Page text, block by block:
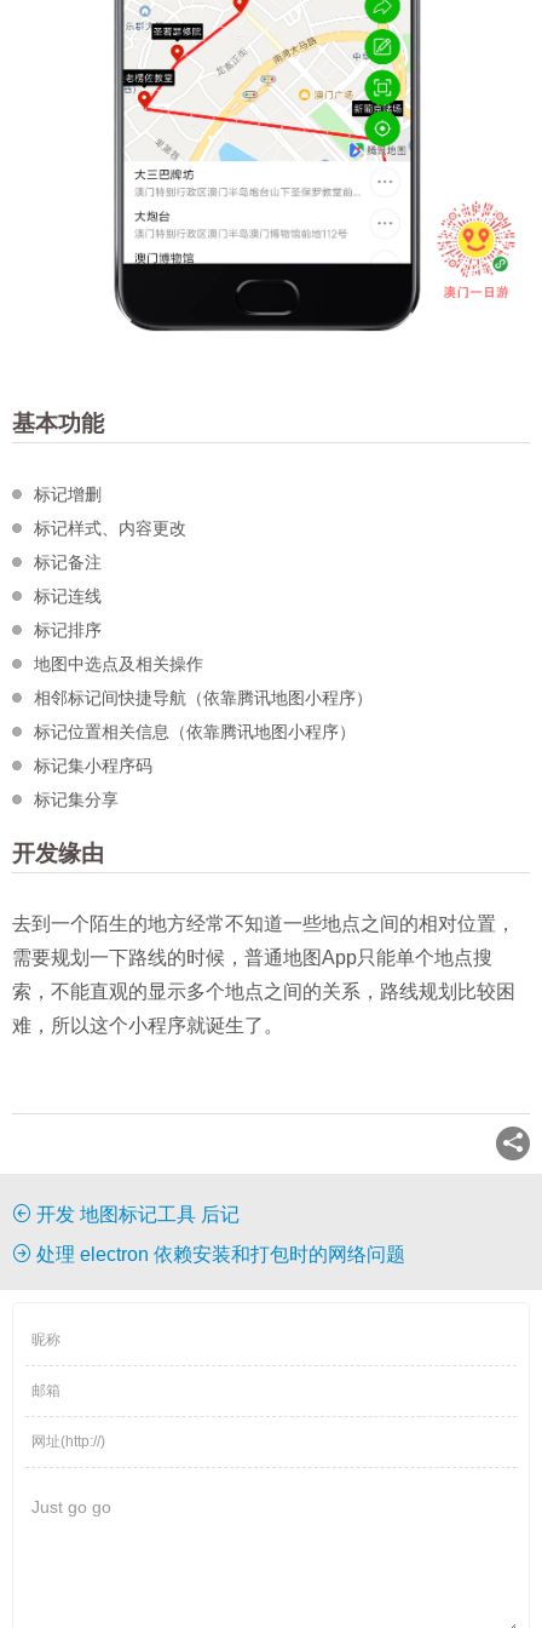
基本功能
标记增删
标记样式、内容更改
标记备注
标记连线
标记排序
地图中选点及相关操作
相邻标记间快捷导航（依靠腾讯地图小程序）
标记位置相关信息（依靠腾讯地图小程序）
标记集小程序码
标记集分享
开发缘由
去到一个陌生的地方经常不知道一些地点之间的相对位置，
需要规划一下路线的时候，普通地图App只能单个地点搜
索，不能直观的显示多个地点之间的关系，路线规划比较困
难，所以这个小程序就诞生了。
开发 地图标记工具 后记
处理 electron 依赖安装和打包时的网络问题